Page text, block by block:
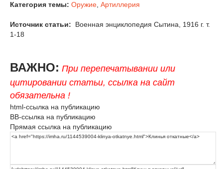
Категория темы: Оружие, Артиллерия
Источник статьи:
Военная энциклопедия Сытина, 1916 г. т.
1-18
ВАЖНО: При перепечатывании или
цитировании статьи, ссылка на сайт
обязательна !
html-ссылка на публикацию
BB-ссылка на публикацию
Прямая ссылка на публикацию